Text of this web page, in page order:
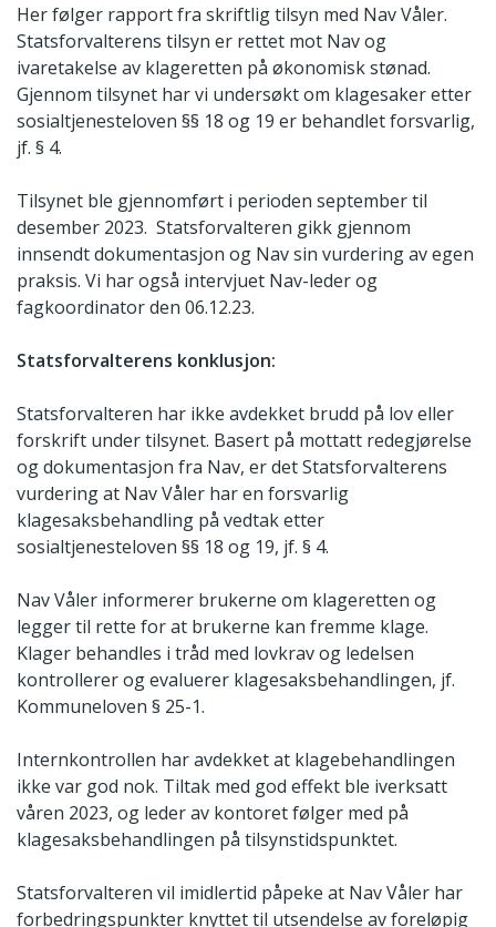
Her følger rapport fra skriftlig tilsyn med Nav Våler.
Statsforvalterens tilsyn er rettet mot Nav og
ivaretakelse av klageretten på økonomisk stønad.
Gjennom tilsynet har vi undersøkt om klagesaker etter
sosialtjenesteloven §§ 18 og 19 er behandlet forsvarlig,
jf. § 4.
Tilsynet ble gjennomført i perioden september til
desember 2023. Statsforvalteren gikk gjennom
innsendt dokumentasjon og Nav sin vurdering av egen
praksis. Vi har også intervjuet Nav-leder og
fagkoordinator den 06.12.23.
Statsforvalterens konklusjon:
Statsforvalteren har ikke avdekket brudd på lov eller
forskrift under tilsynet. Basert på mottatt redegjørelse
og dokumentasjon fra Nav, er det Statsforvalterens
vurdering at Nav Våler har en forsvarlig
klagesaksbehandling på vedtak etter
sosialtjenesteloven §§ 18 og 19, jf. § 4.
Nav Våler informerer brukerne om klageretten og
legger til rette for at brukerne kan fremme klage.
Klager behandles i tråd med lovkrav og ledelsen
kontrollerer og evaluerer klagesaksbehandlingen, jf.
Kommuneloven § 25-1.
Internkontrollen har avdekket at klagebehandlingen
ikke var god nok. Tiltak med god effekt ble iverksatt
våren 2023, og leder av kontoret følger med på
klagesaksbehandlingen på tilsynstidspunktet.
Statsforvalteren vil imidlertid påpeke at Nav Våler har
forbedringspunkter knyttet til utsendelse av foreløpig